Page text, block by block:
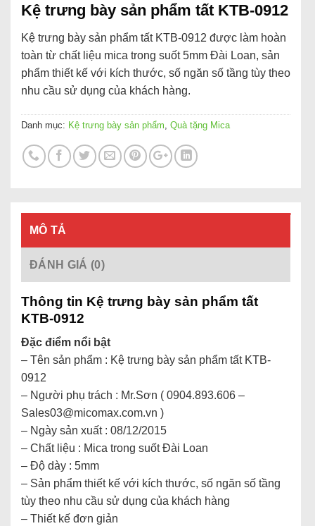
Kệ trưng bày sản phẩm tất KTB-0912
Kệ trưng bày sản phẩm tất KTB-0912 được làm hoàn
toàn từ chất liệu mica trong suốt 5mm Đài Loan, sản
phẩm thiết kế với kích thước, số ngăn số tầng tùy theo
nhu cầu sử dụng của khách hàng.
Danh mục: Kệ trưng bày sản phẩm Quà tặng Mica
MÔ TẢ
ĐÁNH GIÁ (0)
Thông tin Kệ trưng bày sản phẩm tất
KTB-0912
Đặc điểm nổi bật
– Tên sản phẩm : Kệ trưng bày sản phẩm tất KTB-
0912
– Người phụ trách : Mr.Sơn ( 0904.893.606 –
Sales03@micomax.com.vn )
– Ngày sản xuất : 08/12/2015
– Chất liệu : Mica trong suốt Đài Loan
– Độ dày : 5mm
– Sản phẩm thiết kế với kích thước, số ngăn số tầng
tùy theo nhu cầu sử dụng của khách hàng
– Thiết kế đơn giản